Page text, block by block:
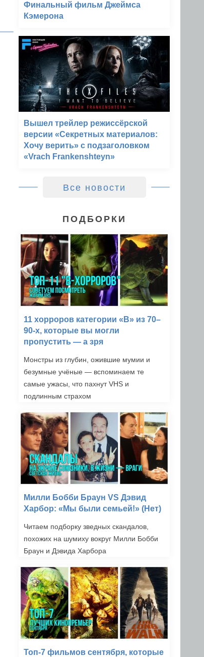
Финальный фильм Джеймса
Кэмерона
Вышел трейлер режиссёрской
версии «Секретных материалов:
Хочу верить» с подзаголовком
«Vrach Frankenshteyn»
Все новости
ПОДБОРКИ
11 хорроров категории «B» из 70–
90-х, которые вы могли
пропустить — а зря
Монстры из глубин, ожившие мумии и
безумные учёные — вспоминаем те
самые ужасы, что пахнут VHS и
подлинным страхом
Милли Бобби Браун VS Дэвид
Харбор: «Мы были семьей!» (Нет)
Читаем подборку зведных скандалов,
похожих на шумиху вокруг Милли Бобби
Браун и Дэвида Харбора
Топ-7 фильмов сентября, которые